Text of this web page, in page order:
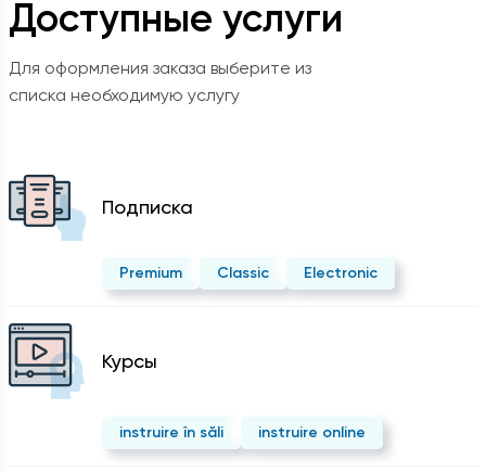
Доступные услуги
Для оформления заказа выберите из
списка необходимую услугу
Подписка
Premium Classic Electronic
Курсы
instruire în săli instruire online